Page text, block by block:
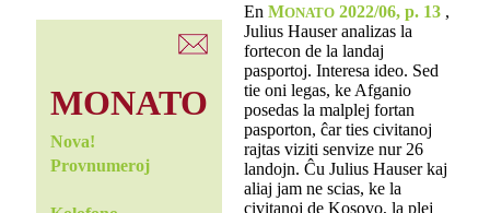
MONATO
Nova!
Provnumeroj
En MONATO2022/06, p. 13 ,
Julius Hauser analizas la
fortecon de la landaj
pasportoj. Interesa ideo. Sed
tie oni legas, ke Afganio
posedas la malplej fortan
pasporton, ĉar ties civitanoj
rajtas viziti senvize nur 26
landojn. Ĉu Julius Hauser kaj
aliaj jam ne scias, ke la
civitanoj de Kosovo, la plej